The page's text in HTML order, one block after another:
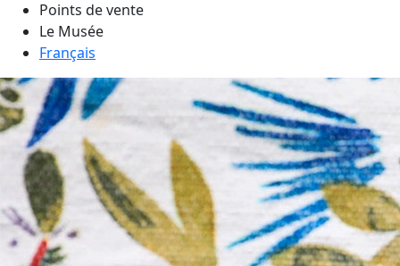
Points de vente
Le Musée
Français